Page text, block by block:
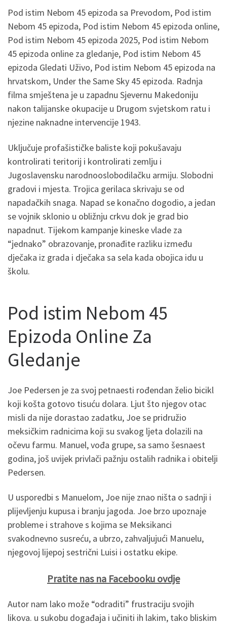
Pod istim Nebom 45 epizoda sa Prevodom, Pod istim
Nebom 45 epizoda, Pod istim Nebom 45 epizoda online,
Pod istim Nebom 45 epizoda 2025, Pod istim Nebom
45 epizoda online za gledanje, Pod istim Nebom 45
epizoda Gledati Uživo, Pod istim Nebom 45 epizoda na
hrvatskom, Under the Same Sky 45 epizoda. Radnja
filma smještena je u zapadnu Sjevernu Makedoniju
nakon talijanske okupacije u Drugom svjetskom ratu i
njezine naknadne intervencije 1943.
Uključuje profašističke baliste koji pokušavaju
kontrolirati teritorij i kontrolirati zemlju i
Jugoslavensku narodnooslobodilačku armiju. Slobodni
gradovi i mjesta. Trojica gerilaca skrivaju se od
napadačkih snaga. Napad se konačno dogodio, a jedan
se vojnik sklonio u obližnju crkvu dok je grad bio
napadnut. Tijekom kampanje kineske vlade za
“jednako” obrazovanje, pronađite razliku između
dječaka iz grada i dječaka sa sela kada obojica idu u
školu.
Pod istim Nebom 45
Epizoda Online Za
Gledanje
Joe Pedersen je za svoj petnaesti rođendan želio bicikl
koji košta gotovo tisuću dolara. Ljut što njegov otac
misli da nije dorastao zadatku, Joe se pridružio
meksičkim radnicima koji su svakog ljeta dolazili na
očevu farmu. Manuel, vođa grupe, sa samo šesnaest
godina, još uvijek privlači pažnju ostalih radnika i obitelji
Pedersen.
U usporedbi s Manuelom, Joe nije znao ništa o sadnji i
plijevljenju kupusa i branju jagoda. Joe brzo upoznaje
probleme i strahove s kojima se Meksikanci
svakodnevno susreću, a ubrzo, zahvaljujući Manuelu,
njegovoj lijepoj sestrični Luisi i ostatku ekipe.
Pratite nas na Facebooku ovdje
Autor nam lako može “odraditi” frustraciju svojih
likova. u sukobu događaja i učiniti ih lakim, tako bliskim